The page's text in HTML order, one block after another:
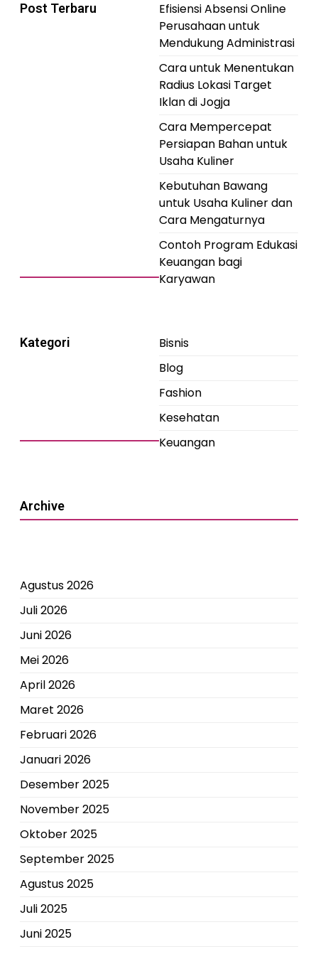
Post Terbaru
Efisiensi Absensi Online
Perusahaan untuk
Mendukung Administrasi
Cara untuk Menentukan
Radius Lokasi Target
Iklan di Jogja
Cara Mempercepat
Persiapan Bahan untuk
Usaha Kuliner
Kebutuhan Bawang
untuk Usaha Kuliner dan
Cara Mengaturnya
Contoh Program Edukasi
Keuangan bagi
Karyawan
Kategori
Bisnis
Blog
Fashion
Kesehatan
Keuangan
Archive
Agustus 2026
Juli 2026
Juni 2026
Mei 2026
April 2026
Maret 2026
Februari 2026
Januari 2026
Desember 2025
November 2025
Oktober 2025
September 2025
Agustus 2025
Juli 2025
Juni 2025